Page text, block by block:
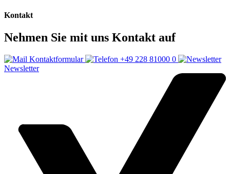
Kontakt
Nehmen Sie mit uns Kontakt auf
Kontaktformular
+49 228 81000 0
Newsletter